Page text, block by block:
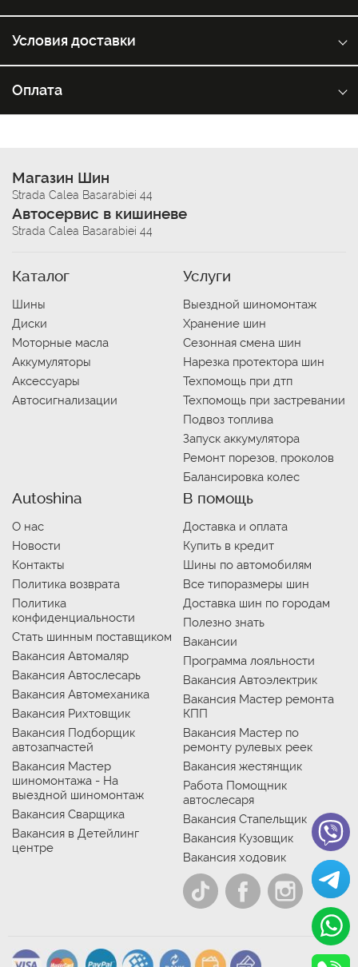
Условия доставки
Оплата
Магазин Шин
Strada Calea Basarabiei 44
Автосервис в кишиневе
Strada Calea Basarabiei 44
Каталог
Шины
Диски
Моторные масла
Аккумуляторы
Аксессуары
Автосигнализации
Услуги
Выездной шиномонтаж
Хранение шин
Сезонная смена шин
Нарезка протектора шин
Техпомощь при дтп
Техпомощь при застревании
Подвоз топлива
Запуск аккумулятора
Ремонт порезов, проколов
Балансировка колес
Autoshina
О нас
Новости
Контакты
Политика возврата
Политика
конфиденциальности
Стать шинным поставщиком
Вакансия Автомаляр
Вакансия Автослесарь
Вакансия Автомеханика
Вакансия Рихтовщик
Вакансия Подборщик
автозапчастей
Вакансия Мастер
шиномонтажа - На
выездной шиномонтаж
Вакансия Сварщика
Вакансия в Детейлинг
центре
В помощь
Доставка и оплата
Купить в кредит
Шины по автомобилям
Все типоразмеры шин
Доставка шин по городам
Полезно знать
Вакансии
Программа лояльности
Вакансия Автоэлектрик
Вакансия Мастер ремонта
КПП
Вакансия Мастер по
ремонту рулевых реек
Вакансия жестянщик
Работа Помощник
автослесаря
Вакансия Стапельщик
Вакансия Кузовщик
Вакансия ходовик